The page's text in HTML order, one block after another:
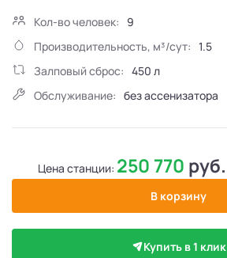
Кол-во человек:
9
Производительность, м³/сут: 1.5
Залповый сброс: 450 л
Обслуживание: без ассенизатора
Цена станции: 250 770 руб.
В корзину
Купить в 1 клик